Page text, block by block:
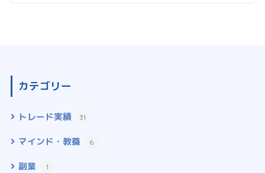
カテゴリー
トレード実績 31
マインド・教養 6
副業 1